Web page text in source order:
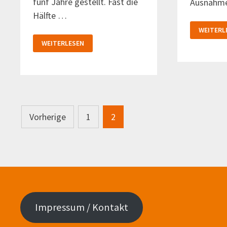
Hälfte …
VIELE
NEUE
GESICHTER
WEITERLESEN
DIE
IM
Seitennummerierung
der
Vorherige 1 2
Impressum / Kontakt